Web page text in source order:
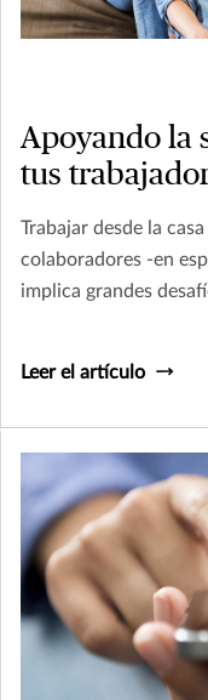
Apoyando la
tus
Trabajar desde la
colaboradores -en
implica grandes
Leer el artículo